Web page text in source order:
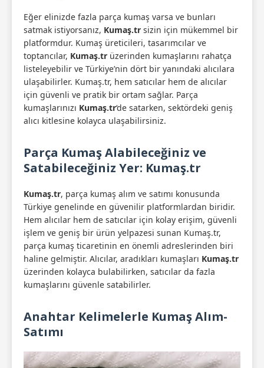
Eğer elinizde fazla parça kumaş varsa ve bunları
satmak istiyorsanız, Kumaş.tr sizin için mükemmel bir
platformdur. Kumaş üreticileri, tasarımcılar ve
toptancılar, Kumaş.tr üzerinden kumaşlarını rahatça
listeleyebilir ve Türkiye’nin dört bir yanındaki alıcılara
ulaşabilirler. Kumaş.tr, hem satıcılar hem de alıcılar
için güvenli ve pratik bir ortam sağlar. Parça
kumaşlarınızı Kumaş.tr‘de satarken, sektördeki geniş
alıcı kitlesine kolayca ulaşabilirsiniz.
Parça Kumaş Alabileceğiniz ve
Satabileceğiniz Yer: Kumaş.tr
Kumaş.tr, parça kumaş alım ve satımı konusunda
Türkiye genelinde en güvenilir platformlardan biridir.
Hem alıcılar hem de satıcılar için kolay erişim, güvenli
işlem ve geniş bir ürün yelpazesi sunan Kumaş.tr,
parça kumaş ticaretinin en önemli adreslerinden biri
haline gelmiştir. Alıcılar, aradıkları kumaşları Kumaş.tr
üzerinden kolayca bulabilirken, satıcılar da fazla
kumaşlarını güvenle satabilirler.
Anahtar Kelimelerle Kumaş Alım-
Satımı